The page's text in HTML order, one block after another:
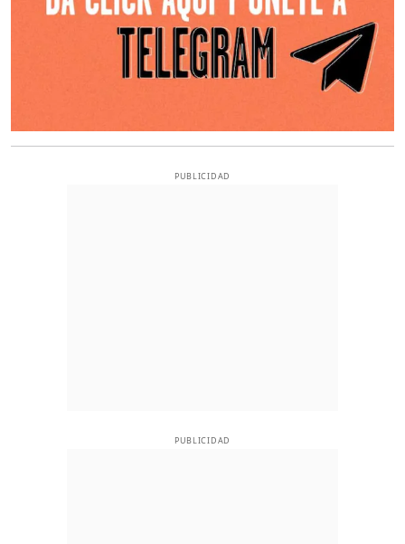
PUBLICIDAD
PUBLICIDAD